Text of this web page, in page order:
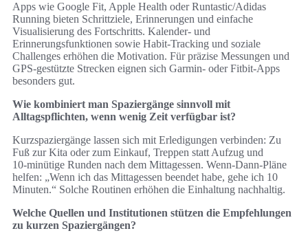
Apps wie Google Fit, Apple Health oder Runtastic/Adidas
Running bieten Schrittziele, Erinnerungen und einfache
Visualisierung des Fortschritts. Kalender‑ und
Erinnerungsfunktionen sowie Habit‑Tracking und soziale
Challenges erhöhen die Motivation. Für präzise Messungen und
GPS‑gestützte Strecken eignen sich Garmin‑ oder Fitbit‑Apps
besonders gut.
Wie kombiniert man Spaziergänge sinnvoll mit
Alltagspflichten, wenn wenig Zeit verfügbar ist?
Kurzspaziergänge lassen sich mit Erledigungen verbinden: Zu
Fuß zur Kita oder zum Einkauf, Treppen statt Aufzug und
10‑minütige Runden nach dem Mittagessen. Wenn‑Dann‑Pläne
helfen: „Wenn ich das Mittagessen beendet habe, gehe ich 10
Minuten.“ Solche Routinen erhöhen die Einhaltung nachhaltig.
Welche Quellen und Institutionen stützen die Empfehlungen
zu kurzen Spaziergängen?